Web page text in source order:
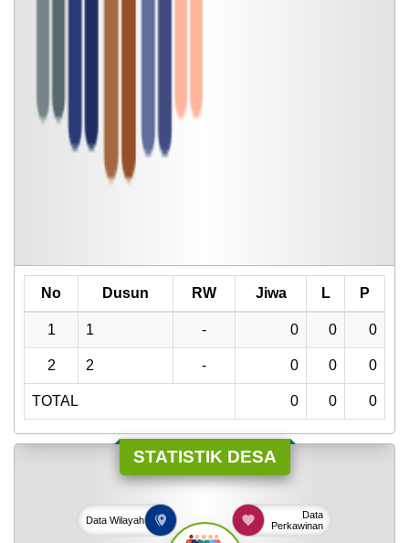
No Dusun RW Jiwa L P
1 1 - 0 0 0
2 2 - 0 0 0
TOTAL 0 0 0
STATISTIK DESA
Data Wilayah
Data
Perkawinan